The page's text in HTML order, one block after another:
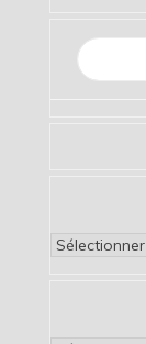
Catégories